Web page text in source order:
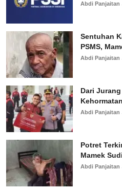
Abdi Panjaitan
Sentuhan
PSMS,
Abdi Panjaitan
Dari
Abdi Panjaitan
Potret
Mamek
Abdi Panjaitan